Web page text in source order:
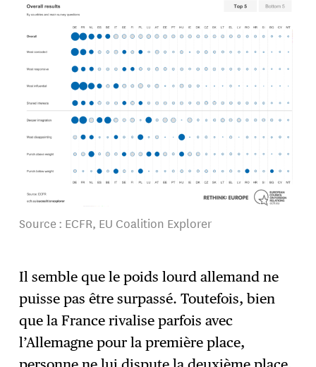
Source : ECFR, EU Coalition Explorer
Il semble que le poids lourd allemand ne
puisse pas être surpassé. Toutefois, bien
que la France rivalise parfois avec
l’Allemagne pour la première place,